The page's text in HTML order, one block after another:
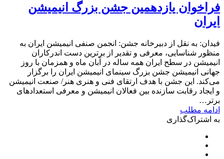
فراخوان یازدهمین جشن بزرگ انیمیشن
ایران
فیدان: به نقل از دبیرخانه جشن: انجمن صنفی انیمیشن ایران به
منظور شناسایی، معرفی و تقدیر از برترین دست اندرکاران
انیمیشن در سطح ایران همه ساله در آبان ماه و همزمان با روز
جهانی انیمیشن جشن بزرگ سینمای انیمیشن ایران را برگزار
می‌‌کند. این جشن با هدف ارتقای فنی و هنری هنر/ صنعت انیمیشن
و ایجاد رقابت سازنده بین فعالان انیمیشن و معرفی استعدادهای
برتر…
ادامه مطلب
به اشتراک‌گذاری